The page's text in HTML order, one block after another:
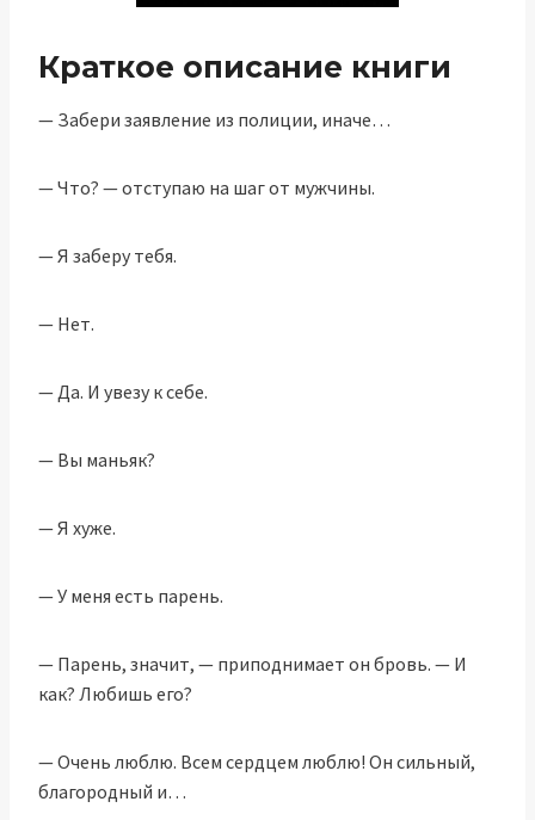
Краткое описание книги
— Забери заявление из полиции, иначе…
— Что? — отступаю на шаг от мужчины.
— Я заберу тебя.
— Нет.
— Да. И увезу к себе.
— Вы маньяк?
— Я хуже.
— У меня есть парень.
— Парень, значит, — приподнимает он бровь. — И
как? Любишь его?
— Очень люблю. Всем сердцем люблю! Он сильный,
благородный и…